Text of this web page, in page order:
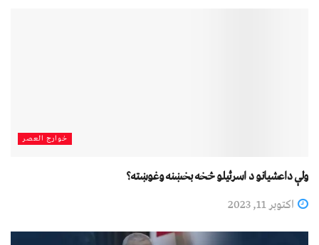
خوارج العصر
ولې داعشیانو د اسرئیلو څخه بخښنه وغوښته؟
اکتوبر 11, 2023